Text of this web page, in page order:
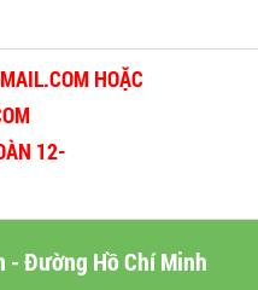
HOẶC
12-
- Đường Hồ Chí Minh